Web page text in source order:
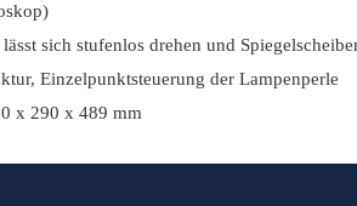
sich stufenlos drehen und
Einzelpunktsteuerung der Lampenperle
x 290 x 489 mm